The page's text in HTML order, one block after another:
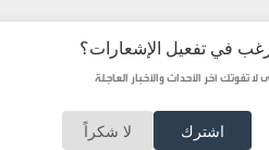
في تفعيل الإشعارات؟
لا تفوتك آخر الأحداث والأخبار العاجلة
اشترك لا شكراً